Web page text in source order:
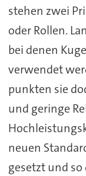
stehen zwei
oder Rollen.
bei denen
verwendet
punkten sie
und geringe
neuen
gesetzt und so